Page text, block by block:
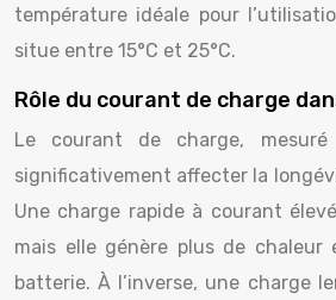
température idéale pour
situe entre 15°C et 25°C.
Rôle du courant de charge
Le courant de charge,
significativement affecter la
Une charge rapide à courant
mais elle génère plus de chaleur
batterie. À l’inverse, une charge